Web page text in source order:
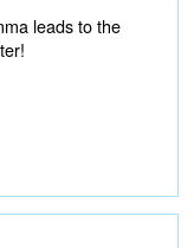
leads to the